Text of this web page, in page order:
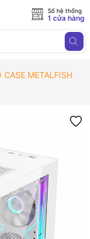
Số hệ thống
1 cửa hàng
CASE METALFISH